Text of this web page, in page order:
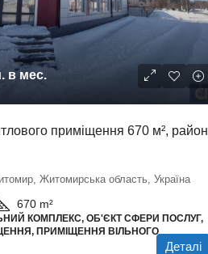
в мес.
приміщення 670 м², район
Житомирська область, Україна
670 m²
КОМПЛЕКС, ОБ'ЄКТ СФЕРИ ПОСЛУГ,
ПРИМІЩЕННЯ ВІЛЬНОГО
Деталі